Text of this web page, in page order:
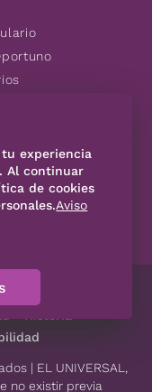
Ética
| EL UNIVERSAL,
no existir previa
experiencia
Al continuar
de cookies
Aviso